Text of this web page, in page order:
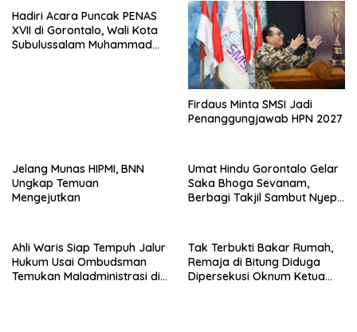
Hadiri Acara Puncak PENAS
XVII di Gorontalo, Wali Kota
Subulussalam Muhammad
Firdaus Minta SMSI Jadi
Penanggungjawab HPN 2027
Jelang Munas HIPMI, BNN
Ungkap Temuan
Mengejutkan
Umat Hindu Gorontalo Gelar
Saka Bhoga Sevanam,
Berbagi Takjil Sambut Nyepi
Ahli Waris Siap Tempuh Jalur
Hukum Usai Ombudsman
Temukan Maladministrasi di
Tak Terbukti Bakar Rumah,
Remaja di Bitung Diduga
Dipersekusi Oknum Ketua